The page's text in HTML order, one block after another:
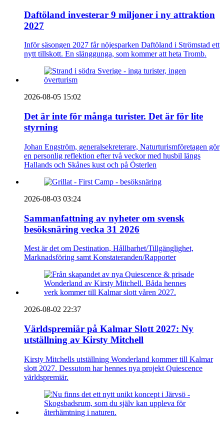
Daftöland investerar 9 miljoner i ny attraktion
2027
Inför säsongen 2027 får nöjesparken Daftöland i Strömstad ett
nytt tillskott. En slänggunga, som kommer att heta Tromb.
2026-08-05 15:02
Det är inte för många turister. Det är för lite
styrning
Johan Engström, generalsekreterare, Naturturismföretagen gör
en personlig reflektion efter två veckor med husbil längs
Hallands och Skånes kust och på Österlen
2026-08-03 03:24
Sammanfattning av nyheter om svensk
besöksnäring vecka 31 2026
Mest är det om Destination, Hållbarhet/Tillgänglighet,
Marknadsföring samt Konstateranden/Rapporter
2026-08-02 22:37
Världspremiär på Kalmar Slott 2027: Ny
utställning av Kirsty Mitchell
Kirsty Mitchells utställning Wonderland kommer till Kalmar
slott 2027. Dessutom har hennes nya projekt Quiescence
världspremiär.